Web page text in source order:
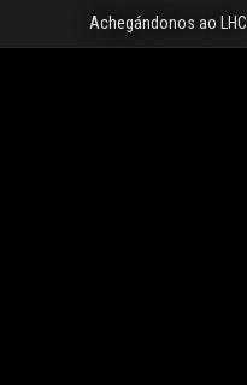
Achegándonos ao LHC